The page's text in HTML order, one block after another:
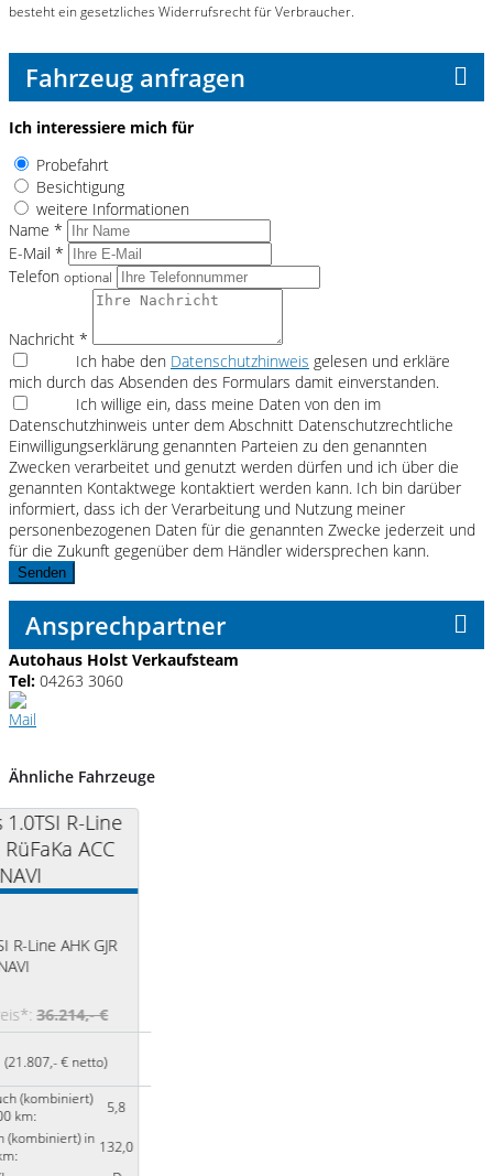
besteht ein gesetzliches Widerrufsrecht für Verbraucher.
Fahrzeug anfragen
Ich interessiere mich für
Probefahrt
Besichtigung
weitere Informationen
Name *
E-Mail *
Telefon optional
Nachricht *
Ich habe den Datenschutzhinweis gelesen und erkläre
mich durch das Absenden des Formulars damit einverstanden.
Ich willige ein, dass meine Daten von den im
Datenschutzhinweis unter dem Abschnitt Datenschutzrechtliche
Einwilligungserklärung genannten Parteien zu den genannten
Zwecken verarbeitet und genutzt werden dürfen und ich über die
genannten Kontaktwege kontaktiert werden kann. Ich bin darüber
informiert, dass ich der Verarbeitung und Nutzung meiner
personenbezogenen Daten für die genannten Zwecke jederzeit und
für die Zukunft gegenüber dem Händler widersprechen kann.
Senden
Ansprechpartner
Autohaus Holst Verkaufsteam
Tel: 04263 3060
Ähnliche Fahrzeuge